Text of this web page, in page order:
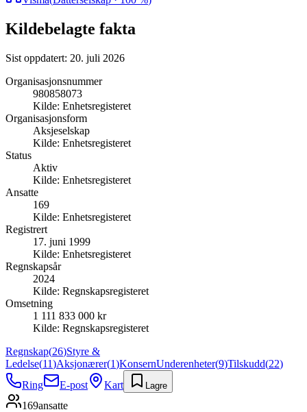
Kildebelagte fakta
Sist oppdatert: 20. juli 2026
Organisasjonsnummer
980858073
Kilde: Enhetsregisteret
Organisasjonsform
Aksjeselskap
Kilde: Enhetsregisteret
Status
Aktiv
Kilde: Enhetsregisteret
Ansatte
169
Kilde: Enhetsregisteret
Registrert
17. juni 1999
Kilde: Enhetsregisteret
Regnskapsår
2024
Kilde: Regnskapsregisteret
Omsetning
1 111 833 000 kr
Kilde: Regnskapsregisteret
Regnskap(26)Styre &
Ledelse(11)Aksjonærer(1)KonsernUnderenheter(9)Tilskudd(22)
Ring
E-post Kart Lagre
169ansatte